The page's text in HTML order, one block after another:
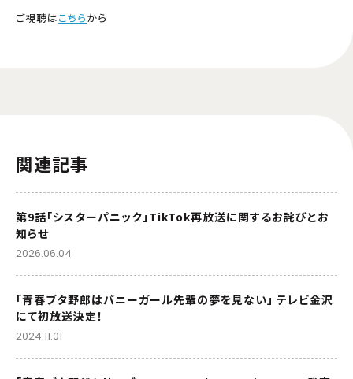
ご視聴はこちらから
関連記事
第9話「シスターパニック」TikTok再放送に関するお詫びとお
知らせ
2026.06.04
「青春ブタ野郎はバニーガール先輩の夢を見ない」 テレビ金沢
にて初放送決定！
2024.11.01